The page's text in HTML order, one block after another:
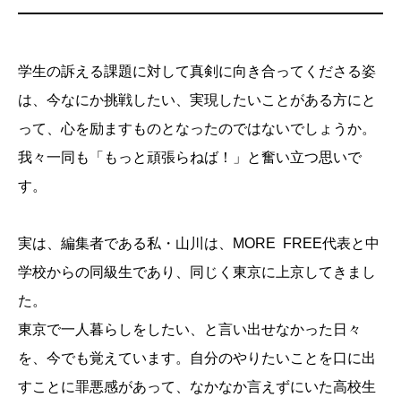
学生の訴える課題に対して真剣に向き合ってくださる姿
は、今なにか挑戦したい、実現したいことがある方にと
って、心を励ますものとなったのではないでしょうか。
我々一同も「もっと頑張らねば！」と奮い立つ思いで
す。
実は、編集者である私・山川は、MORE FREE代表と中
学校からの同級生であり、同じく東京に上京してきまし
た。
東京で一人暮らしをしたい、と言い出せなかった日々
を、今でも覚えています。自分のやりたいことを口に出
すことに罪悪感があって、なかなか言えずにいた高校生